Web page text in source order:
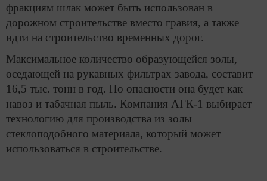
фракциям шлак может быть использован в
дорожном строительстве вместо гравия, а также
идти на строительство временных дорог.
Максимальное количество образующейся золы,
оседающей на рукавных фильтрах завода, составит
16,5 тыс. тонн в год. По опасности она будет как
навоз и табачная пыль. Компания АГК-1 выбирает
технологию для производства из золы
стеклоподобного материала, который может
использоваться в строительстве.